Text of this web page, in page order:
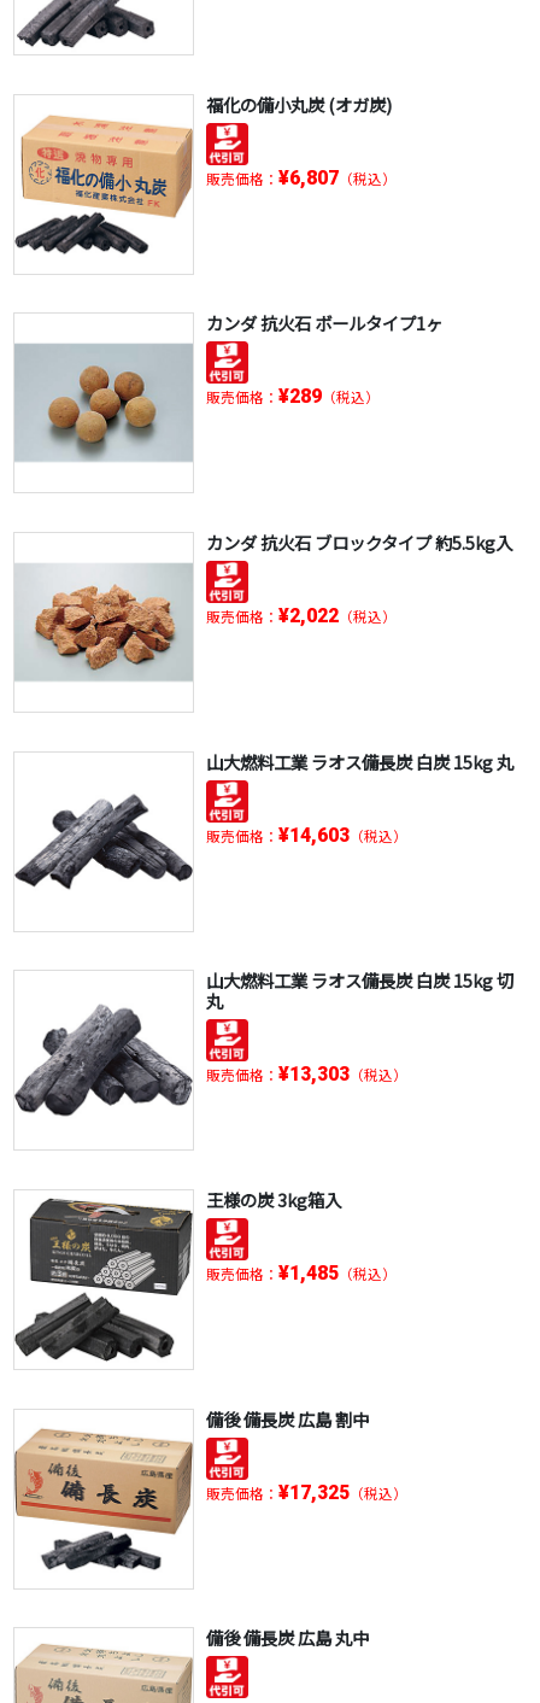
福化の備小丸炭 (オガ炭)
販売価格： ¥6,807（税込）
カンダ 抗火石 ボールタイプ1ヶ
販売価格： ¥289（税込）
カンダ 抗火石 ブロックタイプ 約5.5kg入
販売価格： ¥2,022（税込）
山大燃料工業 ラオス備長炭 白炭 15kg 丸
販売価格： ¥14,603（税込）
山大燃料工業 ラオス備長炭 白炭 15kg 切
丸
販売価格： ¥13,303（税込）
王様の炭 3kg箱入
販売価格： ¥1,485（税込）
備後 備長炭 広島 割中
販売価格： ¥17,325（税込）
備後 備長炭 広島 丸中